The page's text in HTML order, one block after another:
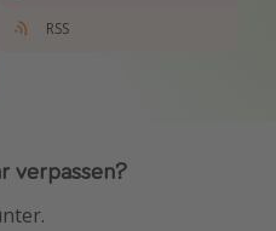
RSS
verpassen?